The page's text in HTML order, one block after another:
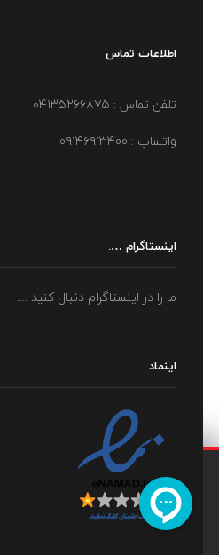
اطلاعات تماس
تلفن تماس : ۰۴۱۳۵۲۶۶۸۷۵
واتساپ : ۰۹۱۴۶۹۱۳۴۰۰
اینستاگرام ….
ما را در اینستاگرام دنبال کنید ....
اینماد